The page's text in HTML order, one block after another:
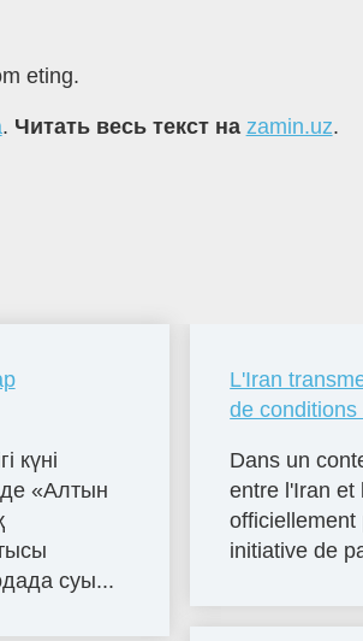
eting.
. Читать весь текст на zamin.uz.
күні
«Алтын
суы...
L'Iran
de
Dans un
entre l'Iran et
officiellement
initiative de